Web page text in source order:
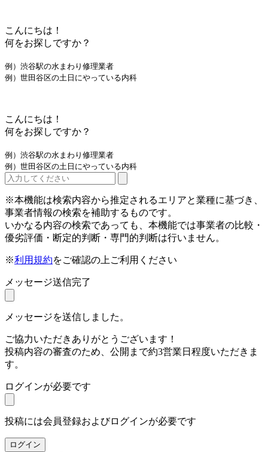
こんにちは！
何をお探しですか？
例）渋谷駅の水まわり修理業者
例）世田谷区の土日にやっている内科
こんにちは！
何をお探しですか？
例）渋谷駅の水まわり修理業者
例）世田谷区の土日にやっている内科
※本機能は検索内容から推定されるエリアと業種に基づき、
事業者情報の検索を補助するものです。
いかなる内容の検索であっても、本機能では事業者の比較・
優劣評価・断定的判断・専門的判断は行いません。
※利用規約をご確認の上ご利用ください
メッセージ送信完了
メッセージを送信しました。
ご協力いただきありがとうございます！
投稿内容の審査のため、公開まで約3営業日程度いただきま
す。
ログインが必要です
投稿には会員登録およびログインが必要です
ログイン